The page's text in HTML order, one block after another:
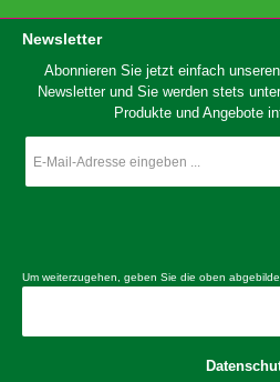
Newsletter
Abonnieren Sie jetzt einfach
Newsletter und Sie werden stets
Produkte und Angebote
Mail-
*
Um weiterzugehen, geben Sie die oben